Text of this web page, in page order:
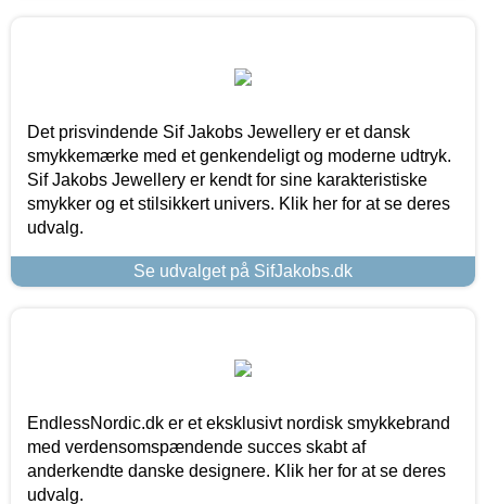
Det prisvindende Sif Jakobs Jewellery er et dansk
smykkemærke med et genkendeligt og moderne udtryk.
Sif Jakobs Jewellery er kendt for sine karakteristiske
smykker og et stilsikkert univers. Klik her for at se deres
udvalg.
Se udvalget på SifJakobs.dk
EndlessNordic.dk er et eksklusivt nordisk smykkebrand
med verdensomspændende succes skabt af
anderkendte danske designere. Klik her for at se deres
udvalg.